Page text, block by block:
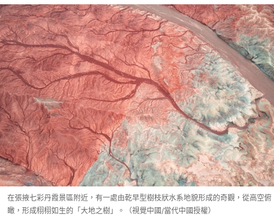
在張掖七彩丹霞景區附近，有一處由乾早型樹枝狀水系地貌形成的奇觀，從高空俯
瞰，形成栩栩如生的「大地之樹」。（視覺中國/當代中國授權）